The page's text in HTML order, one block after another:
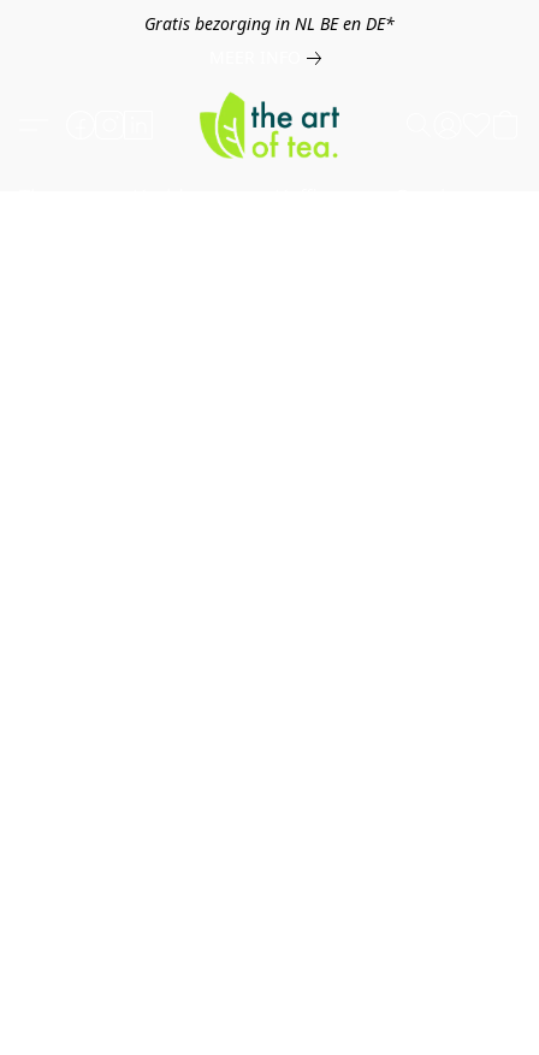
Gratis bezorging in NL BE en DE*